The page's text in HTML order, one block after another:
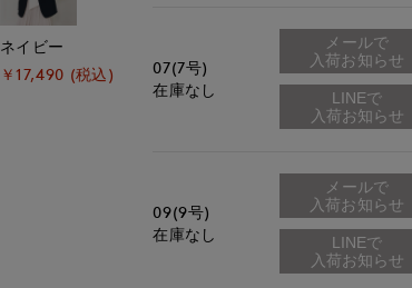
ネイビー
￥17,490 (税込)
07(7号)
在庫なし
メールで
入荷お知らせ
09(9号)
在庫なし
メールで
入荷お知らせ